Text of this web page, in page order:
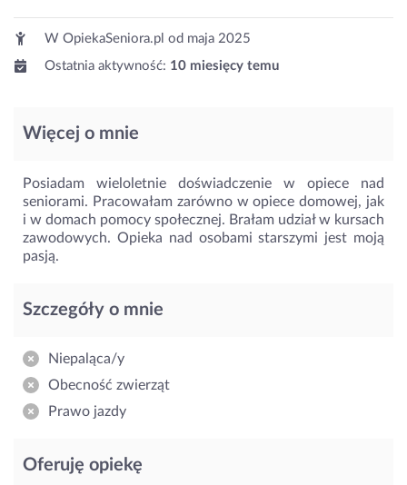
W OpiekaSeniora.pl od maja 2025
Ostatnia aktywność: 10 miesięcy temu
Więcej o mnie
Posiadam wieloletnie doświadczenie w opiece nad
seniorami. Pracowałam zarówno w opiece domowej, jak
i w domach pomocy społecznej. Brałam udział w kursach
zawodowych. Opieka nad osobami starszymi jest moją
pasją.
Szczegóły o mnie
Niepaląca/y
Obecność zwierząt
Prawo jazdy
Oferuję opiekę